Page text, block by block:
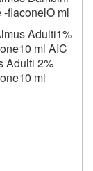
flaconelO ml
Adulti1%
ml AIC
Adulti 2%
ml